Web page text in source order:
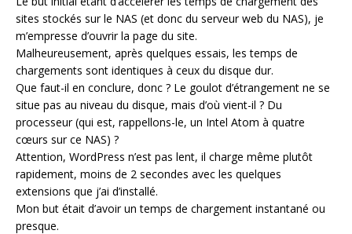
sites stockés sur le NAS (et donc du serveur web du NAS), je
m’empresse d’ouvrir la page du site.
Malheureusement, après quelques essais, les temps de
chargements sont identiques à ceux du disque dur.
Que faut-il en conclure, donc ? Le goulot d’étrangement ne se
situe pas au niveau du disque, mais d’où vient-il ? Du
processeur (qui est, rappellons-le, un Intel Atom à quatre
cœurs sur ce NAS) ?
Attention, WordPress n’est pas lent, il charge même plutôt
rapidement, moins de 2 secondes avec les quelques
extensions que j’ai d’installé.
Mon but était d’avoir un temps de chargement instantané ou
presque.